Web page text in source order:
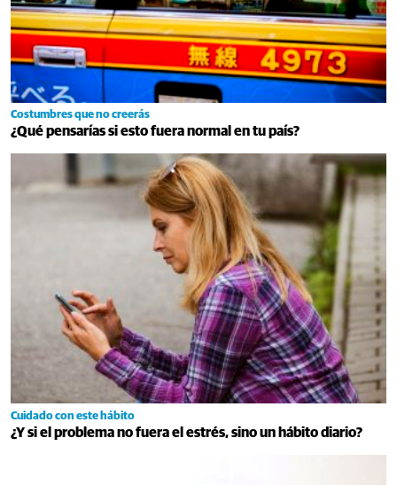
Costumbres que no creerás
¿Qué pensarías si esto fuera normal en tu país?
Cuidado con este hábito
¿Y si el problema no fuera el estrés, sino un hábito diario?